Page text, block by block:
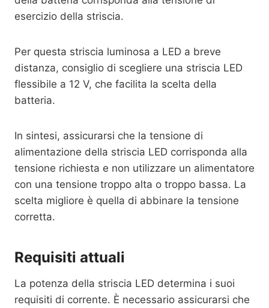
esercizio della striscia.
Per questa striscia luminosa a LED a breve
distanza, consiglio di scegliere una striscia LED
flessibile a 12 V, che facilita la scelta della
batteria.
In sintesi, assicurarsi che la tensione di
alimentazione della striscia LED corrisponda alla
tensione richiesta e non utilizzare un alimentatore
con una tensione troppo alta o troppo bassa. La
scelta migliore è quella di abbinare la tensione
corretta.
Requisiti attuali
La potenza della striscia LED determina i suoi
requisiti di corrente. È necessario assicurarsi che